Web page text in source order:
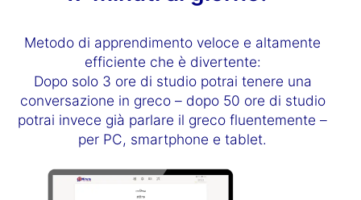
Metodo di apprendimento veloce e altamente
efficiente che è divertente:
Dopo solo 3 ore di studio potrai tenere una
conversazione in greco – dopo 50 ore di studio
potrai invece già parlare il greco fluentemente –
per PC, smartphone e tablet.